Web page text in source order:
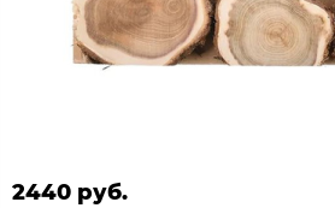
2440 руб.